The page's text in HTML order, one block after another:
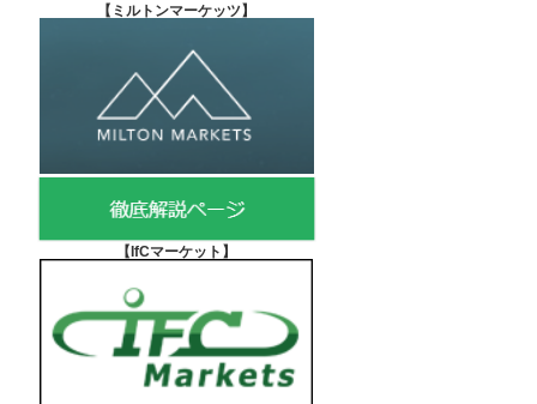
【 ミルトンマーケッツ】
【IfCマーケット 】